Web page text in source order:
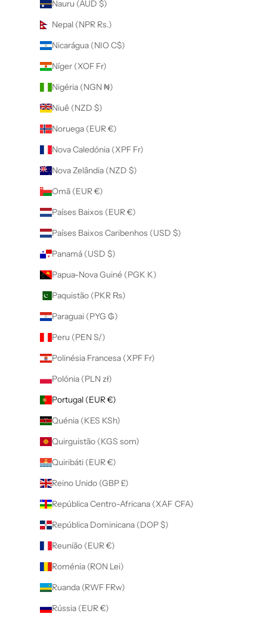
Nauru (AUD $)
Nepal (NPR Rs.)
Nicarágua (NIO C$)
Níger (XOF Fr)
Nigéria (NGN ₦)
Niuê (NZD $)
Noruega (EUR €)
Nova Caledónia (XPF Fr)
Nova Zelândia (NZD $)
Omã (EUR €)
Países Baixos (EUR €)
Países Baixos Caribenhos (USD $)
Panamá (USD $)
Papua-Nova Guiné (PGK K)
Paquistão (PKR ₨)
Paraguai (PYG ₲)
Peru (PEN S/)
Polinésia Francesa (XPF Fr)
Polónia (PLN zł)
Portugal (EUR €)
Quénia (KES KSh)
Quirguistão (KGS som)
Quiribáti (EUR €)
Reino Unido (GBP £)
República Centro-Africana (XAF CFA)
República Dominicana (DOP $)
Reunião (EUR €)
Roménia (RON Lei)
Ruanda (RWF FRw)
Rússia (EUR €)